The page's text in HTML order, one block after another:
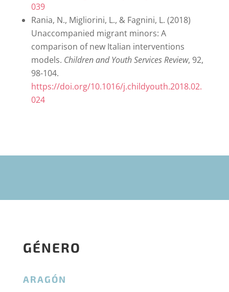
039
Rania, N., Migliorini, L., & Fagnini, L. (2018)
Unaccompanied migrant minors: A
comparison of new Italian interventions
models. Children and Youth Services Review, 92,
98-104.
https://doi.org/10.1016/j.childyouth.2018.02.
024
GÉNERO
ARAGÓN